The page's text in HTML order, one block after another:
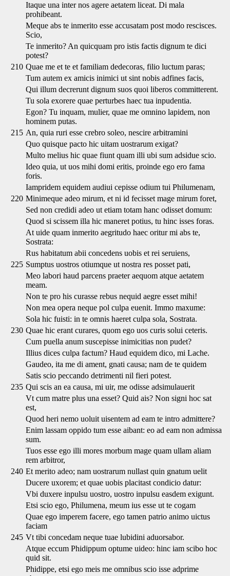
Itaque una inter nos agere aetatem liceat. Di mala
prohibeant.
Meque abs te inmerito esse accusatam post modo rescisces.
Scio,
Te inmerito? An quicquam pro istis factis dignum te dici
potest?
210 Quae me et te et familiam dedecoras, filio luctum paras;
Tum autem ex amicis inimici ut sint nobis adfines facis,
Qui illum decrerunt dignum suos quoi liberos committerent.
Tu sola exorere quae perturbes haec tua inpudentia.
Egon? Tu inquam, mulier, quae me omnino lapidem, non
hominem putas.
215 An, quia ruri esse crebro soleo, nescire arbitramini
Quo quisque pacto hic uitam uostrarum exigat?
Multo melius hic quae fiunt quam illi ubi sum adsidue scio.
Ideo quia, ut uos mihi domi eritis, proinde ego ero fama
foris.
Iampridem equidem audiui cepisse odium tui Philumenam,
220 Minimeque adeo mirum, et ni id fecisset mage mirum foret,
Sed non credidi adeo ut etiam totam hanc odisset domum:
Quod si scissem illa hic maneret potius, tu hinc isses foras.
At uide quam inmerito aegritudo haec oritur mi abs te,
Sostrata:
Rus habitatum abii concedens uobis et rei seruiens,
225 Sumptus uostros otiumque ut nostra res posset pati,
Meo labori haud parcens praeter aequom atque aetatem
meam.
Non te pro his curasse rebus nequid aegre esset mihi!
Non mea opera neque pol culpa euenit. Immo maxume:
Sola hic fuisti: in te omnis haeret culpa sola, Sostrata.
230 Quae hic erant curares, quom ego uos curis solui ceteris.
Cum puella anum suscepisse inimicitias non pudet?
Illius dices culpa factum? Haud equidem dico, mi Lache.
Gaudeo, ita me di ament, gnati causa; nam de te quidem
Satis scio peccando detrimenti nil fieri potest.
235 Qui scis an ea causa, mi uir, me odisse adsimulauerit
Vt cum matre plus una esset? Quid ais? Non signi hoc sat
est,
Quod heri nemo uoluit uisentem ad eam te intro admittere?
Enim lassam oppido tum esse aibant: eo ad eam non admissa
sum.
Tuos esse ego illi mores morbum mage quam ullam aliam
rem arbitror,
240 Et merito adeo; nam uostrarum nullast quin gnatum uelit
Ducere uxorem; et quae uobis placitast condicio datur:
Vbi duxere inpulsu uostro, uostro inpulsu easdem exigunt.
Etsi scio ego, Philumena, meum ius esse ut te cogam
Quae ego imperem facere, ego tamen patrio animo uictus
faciam
245 Vt tibi concedam neque tuae lubidini aduorsabor.
Atque eccum Phidippum optume uideo: hinc iam scibo hoc
quid sit.
Phidippe, etsi ego meis me omnibus scio isse adprime